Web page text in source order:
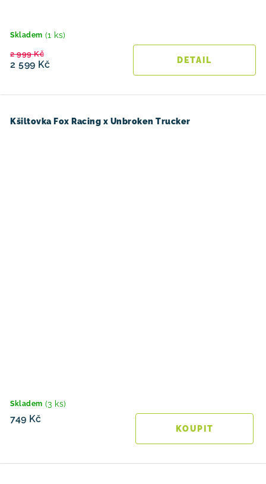
Skladem (1 ks)
2 599 Kč
2 999 Kč
Kšiltovka Fox Racing x Unbroken Trucker
Skladem (3 ks)
749 Kč